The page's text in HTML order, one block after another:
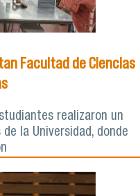
Facultad de Ciencias
realizaron un
la Universidad, donde